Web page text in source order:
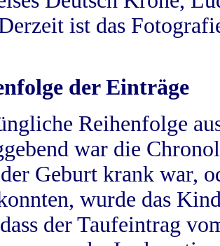
ist das
der Einträge
Reihenfolge
war die
Geburt krank war,
wurde das
der Taufeintrag